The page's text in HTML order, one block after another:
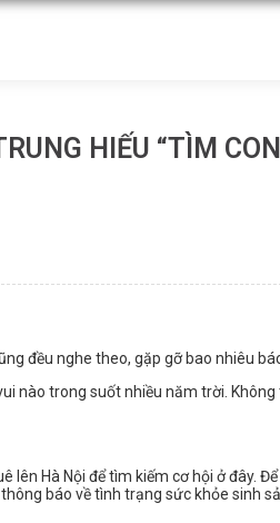
HIẾU “TÌM
đều nghe theo, gặp gỡ bao nhiêu
trong suốt nhiều năm trời.
Hà Nội để tìm kiếm cơ hội ở đây.
báo về tình trạng sức khỏe sinh